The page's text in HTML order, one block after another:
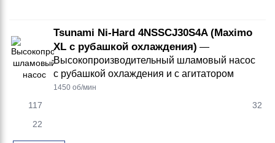
Tsunami Ni-Hard 4NSSCJ30S4A (Maximo
XL с рубашкой охлаждения) —
Высокопроизводительный шламовый насос
с рубашкой охлаждения и с агитатором
1450 об/мин
117
32
22